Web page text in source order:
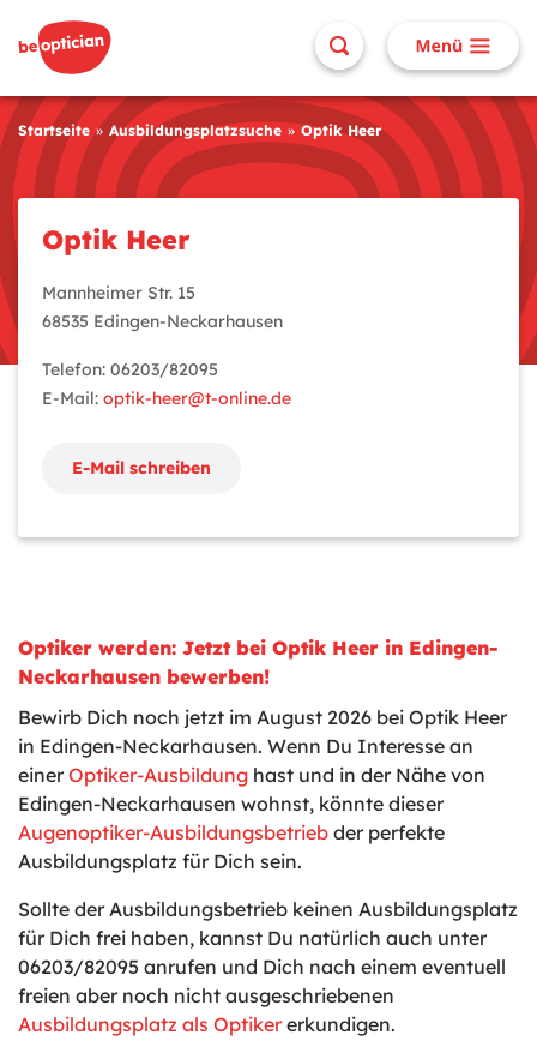
Startseite Ausbildungsplatzsuche Optik Heer
Optik Heer
Mannheimer Str. 15
68535 Edingen-Neckarhausen
Telefon: 06203/82095
E-Mail: optik-heer@t-online.de
E-Mail schreiben
Optiker werden: Jetzt bei Optik Heer in Edingen-
Neckarhausen bewerben!
Bewirb Dich noch jetzt im August 2026 bei Optik Heer
in Edingen-Neckarhausen. Wenn Du Interesse an
einer Optiker-Ausbildung hast und in der Nähe von
Edingen-Neckarhausen wohnst, könnte dieser
Augenoptiker-Ausbildungsbetrieb der perfekte
Ausbildungsplatz für Dich sein.
Sollte der Ausbildungsbetrieb keinen Ausbildungsplatz
für Dich frei haben, kannst Du natürlich auch unter
06203/82095 anrufen und Dich nach einem eventuell
freien aber noch nicht ausgeschriebenen
Ausbildungsplatz als Optiker erkundigen.